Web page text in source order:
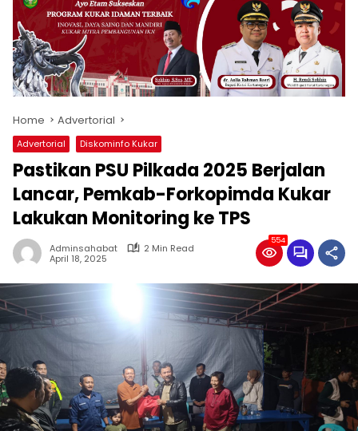
Home Advertorial
Advertorial Diskominfo Kukar
Pastikan PSU Pilkada 2025 Berjalan
Lancar, Pemkab-Forkopimda Kukar
Lakukan Monitoring ke TPS
Adminsahabat
2 Min Read
April 18, 2025
554